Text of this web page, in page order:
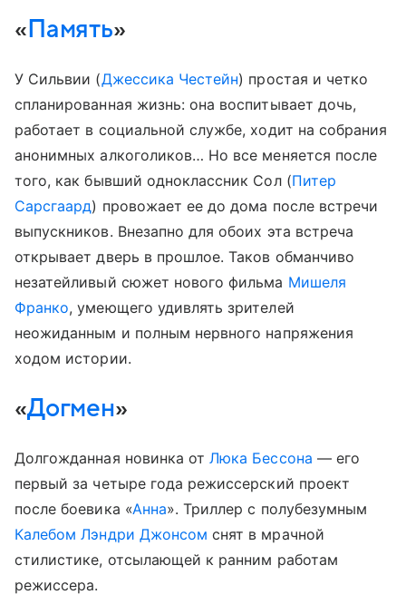
« Память»
У Сильвии (Джессика Честейн) простая и четко
спланированная жизнь: она воспитывает дочь,
работает в социальной службе, ходит на собрания
анонимных алкоголиков… Но все меняется после
того, как бывший одноклассник Сол (Питер
Сарсгаард) провожает ее до дома после встречи
выпускников. Внезапно для обоих эта встреча
открывает дверь в прошлое. Таков обманчиво
незатейливый сюжет нового фильма Мишеля
Франко, умеющего удивлять зрителей
неожиданным и полным нервного напряжения
ходом истории.
«Догмен»
Долгожданная новинка отЛюка Бессона — его
первый за четыре года режиссерский проект
после боевика «Анна». Триллер с полубезумным
Калебом Лэндри Джонсом снят в мрачной
стилистике, отсылающей к ранним работам
режиссера.